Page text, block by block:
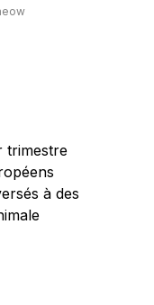
trimestre
à des